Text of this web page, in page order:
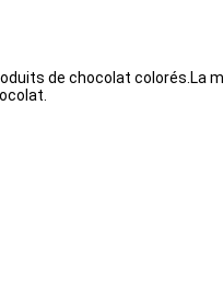
de chocolat colorés.La